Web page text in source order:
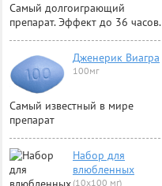
Самый долгоиграющий
препарат. Эффект до 36 часов.
Дженерик Виагра
100мг
Самый известный в мире
препарат
Набор для
влюбленных
(10х100 мг)